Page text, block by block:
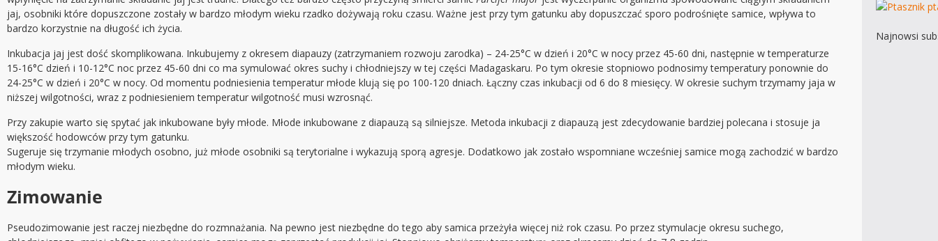
jaj, osobniki które dopuszczone zostały w bardzo młodym wieku rzadko dożywają roku czasu. Ważne jest przy tym gatunku aby dopuszczać sporo podrośnięte samice, wpływa to
bardzo korzystnie na długość ich życia.
Inkubacja jaj jest dość skomplikowana. Inkubujemy z okresem diapauzy (zatrzymaniem rozwoju zarodka) – 24-25°C w dzień i 20°C w nocy przez 45-60 dni, następnie w temperaturze
15-16°C dzień i 10-12°C noc przez 45-60 dni co ma symulować okres suchy i chłodniejszy w tej części Madagaskaru. Po tym okresie stopniowo podnosimy temperatury ponownie do
24-25°C w dzień i 20°C w nocy. Od momentu podniesienia temperatur młode klują się po 100-120 dniach. Łączny czas inkubacji od 6 do 8 miesięcy. W okresie suchym trzymamy jaja w
niższej wilgotności, wraz z podniesieniem temperatur wilgotność musi wzrosnąć.
Przy zakupie warto się spytać jak inkubowane były młode. Młode inkubowane z diapauzą są silniejsze. Metoda inkubacji z diapauzą jest zdecydowanie bardziej polecana i stosuje ja
większość hodowców przy tym gatunku.
Sugeruje się trzymanie młodych osobno, już młode osobniki są terytorialne i wykazują sporą agresje. Dodatkowo jak zostało wspomniane wcześniej samice mogą zachodzić w bardzo
młodym wieku.
Zimowanie
Pseudozimowanie jest raczej niezbędne do rozmnażania. Na pewno jest niezbędne do tego aby samica przeżyła więcej niż rok czasu. Po przez stymulacje okresu suchego,
Najnowsi